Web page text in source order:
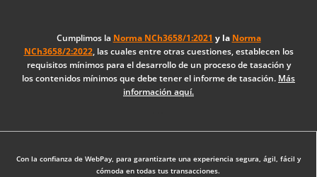
o
o
k
d
i
n
g
r
a
Cumplimos la Norma NCh3658/1:2021 y la Norma
NCh3658/2:2022, las cuales entre otras cuestiones, establecen los
requisitos mínimos para el desarrollo de un proceso de tasación y
los contenidos mínimos que debe tener el informe de tasación. Más
información aquí.
Con la confianza de WebPay, para garantizarte una experiencia segura, ágil, fácil y
cómoda en todas tus transacciones.